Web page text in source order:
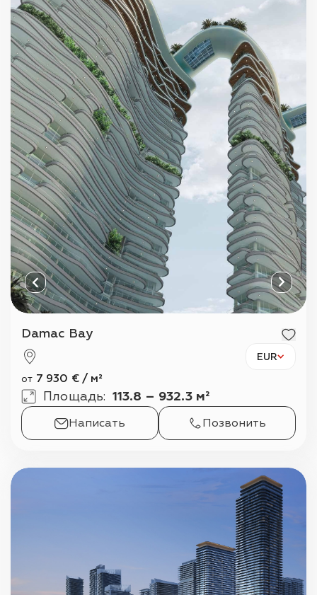
Damac Bay
EUR
от 7 930 € / м²
Площадь: 113.8 – 932.3 м²
Написать Позвонить